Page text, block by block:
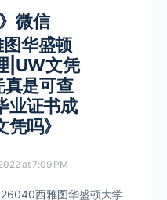
微信
华盛顿
|UW文凭
真是可查
业证书成
吗》
at 7:09 PM
西雅图华盛顿大学